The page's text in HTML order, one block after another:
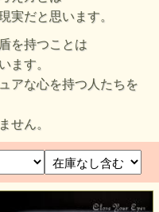
実だと思います。
を持つことは
ます。
アな心を持つ人たちを
せん。